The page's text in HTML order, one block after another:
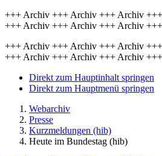
+++ Archiv +++ Archiv +++ Archiv
+++ Archiv +++ Archiv +++ Archiv
+++ Archiv +++ Archiv +++ Archiv
+++ Archiv +++ Archiv +++ Archiv
Direkt zum Hauptinhalt springen
Direkt zum Hauptmenü springen
Webarchiv
Presse
Kurzmeldungen (hib)
Heute im Bundestag (hib)